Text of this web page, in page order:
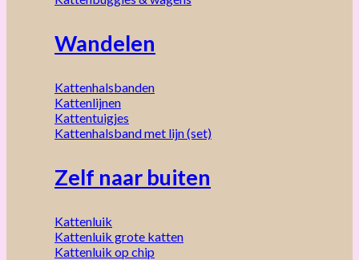
Wandelen
Kattenhalsbanden
Kattenlijnen
Kattentuigjes
Kattenhalsband met lijn (set)
Zelf naar buiten
Kattenluik
Kattenluik grote katten
Kattenluik op chip